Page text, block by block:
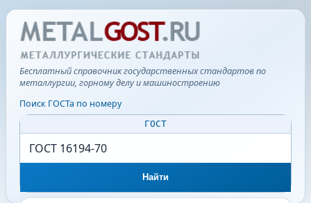
Бесплатный справочник государственных стандартов по
металлургии, горному делу и машиностроению
Поиск ГОСТа по номеру
ГОСТ
Найти